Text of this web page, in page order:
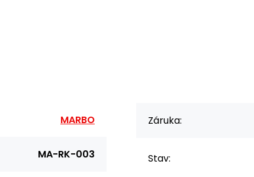
MARBO
MA-RK-003
Záruka:
Stav: